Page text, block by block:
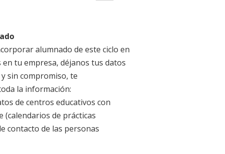
infantil en primer ciclo de
en instituciones y/o en
de trabajo con menores (0-
de riesgo social, o en medios
en programas o actividades
alumnado de este ciclo en
tu empresa, déjanos tus datos
sin compromiso, te
la información:
de centros educativos con
(calendarios de prácticas
contacto de las personas